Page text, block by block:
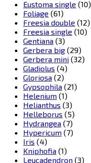
Eustoma single (10)
Foliage (61)
Freesia double (12)
Freesia single (10)
Gentiana (3)
Gerbera big (29)
Gerbera mini (32)
Gladiolus (4)
Gloriosa (2)
Gypsophila (21)
Helenium (1)
Helianthus (3)
Helleborus (5)
Hydrangea (7)
Hypericum (7)
Iris (4)
Kniphofia (1)
Leucadendron (3)